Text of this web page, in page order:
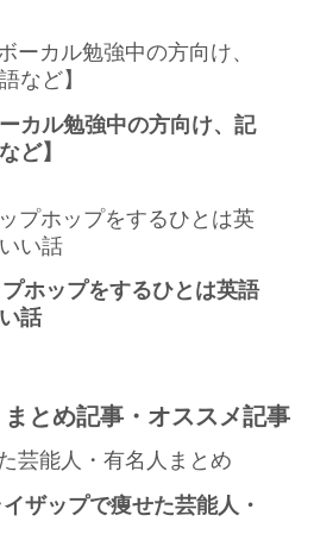
カル勉強中の方向け、記
ど】
ホップをするひとは英語
話
とめ記事・オススメ記事
ザップで痩せた芸能人・